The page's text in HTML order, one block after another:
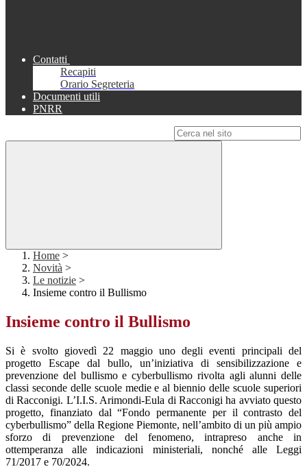
Contatti
Recapiti
Orario Segreteria
Documenti utili
PNRR
Home >
Novità >
Le notizie >
Insieme contro il Bullismo
Insieme contro il Bullismo
Si è svolto giovedì 22 maggio uno degli eventi principali del
progetto Escape dal bullo, un’iniziativa di sensibilizzazione e
prevenzione del bullismo e cyberbullismo rivolta agli alunni delle
classi seconde delle scuole medie e al biennio delle scuole superiori
di Racconigi. L’I.I.S. Arimondi-Eula di Racconigi ha avviato questo
progetto, finanziato dal “Fondo permanente per il contrasto del
cyberbullismo” della Regione Piemonte, nell’ambito di un più ampio
sforzo di prevenzione del fenomeno, intrapreso anche in
ottemperanza alle indicazioni ministeriali, nonché alle Leggi
71/2017 e 70/2024.